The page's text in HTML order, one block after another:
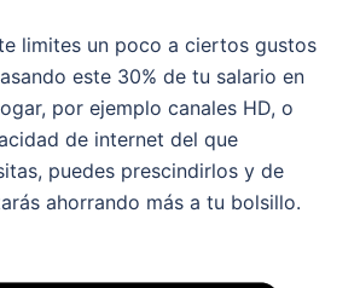
limites un poco a ciertos gustos
este 30% de tu salario en
por ejemplo canales HD, o
de internet del que
puedes prescindirlos y de
ahorrando más a tu bolsillo.